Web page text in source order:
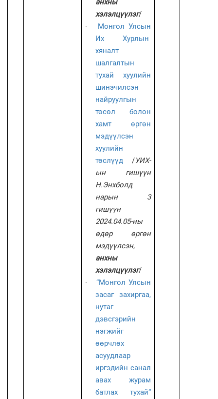
анхны
хэлэлцүүлэг/
·
Монгол Улсын
Их Хурлын
хяналт
шалгалтын
тухай хуулийн
шинэчилсэн
найруулгын
төсөл болон
хамт өргөн
мэдүүлсэн
хуулийн
төслүүд
/УИХ-
ын гишүүн
Н.Энхболд
нарын 3
гишүүн
2024.04.05-ны
өдөр өргөн
мэдүүлсэн,
анхны
хэлэлцүүлэг/
·
“Монгол Улсын
засаг захиргаа,
нутаг
дэвсгэрийн
нэгжийг
өөрчлөх
асуудлаар
иргэдийн санал
авах журам
батлах тухай”